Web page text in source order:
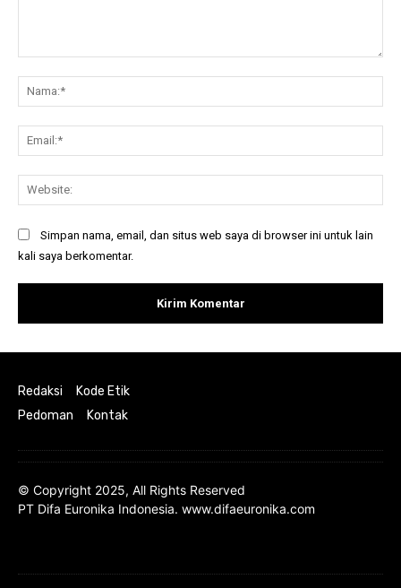
Simpan nama, email, dan situs web saya di browser ini untuk lain
kali saya berkomentar.
Redaksi
Kode Etik
Pedoman
Kontak
© Copyright 2025, All Rights Reserved
PT Difa Euronika Indonesia. www.difaeuronika.com